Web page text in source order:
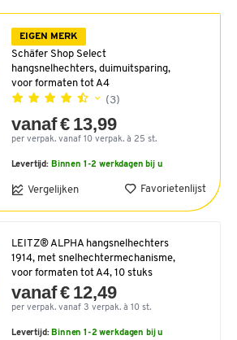
EIGEN MERK
Schäfer Shop Select
hangsnelhechters, duimuitsparing,
voor formaten tot A4
(3)
vanaf € 13,99
per verpak. vanaf 10 verpak. à 25 st.
Levertijd: Binnen 1-2 werkdagen bij u
Vergelijken Favorietenlijst
LEITZ® ALPHA hangsnelhechters
1914, met snelhechtermechanisme,
voor formaten tot A4, 10 stuks
vanaf € 12,49
per verpak. vanaf 3 verpak. à 10 st.
Levertijd:Binnen 1-2 werkdagen bij u